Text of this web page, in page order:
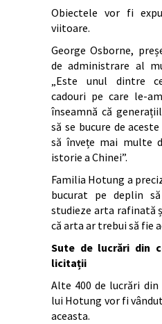
Obiectele vor fi
viitoare.
George Osborne,
de administrare al
„Este unul dintre
cadouri pe care le-
înseamnă că
să se bucure de
să învețe mai multe
istorie a Chinei”.
Familia Hotung a
bucurat pe deplin
studieze arta rafinată
că arta ar trebui să fie
Sute de lucrări din
licitații
Alte 400 de lucrări
lui Hotung vor fi
aceasta.